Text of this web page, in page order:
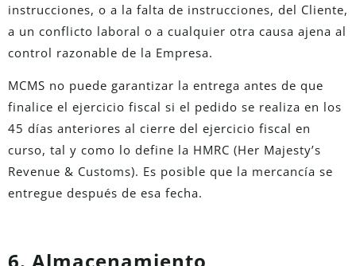
instrucciones, o a la falta de instrucciones, del Cliente,
a un conflicto laboral o a cualquier otra causa ajena al
control razonable de la Empresa.
MCMS no puede garantizar la entrega antes de que
finalice el ejercicio fiscal si el pedido se realiza en los
45 días anteriores al cierre del ejercicio fiscal en
curso, tal y como lo define la HMRC (Her Majesty’s
Revenue & Customs). Es posible que la mercancía se
entregue después de esa fecha.